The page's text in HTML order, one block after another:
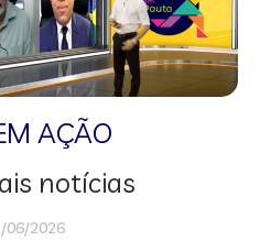
AÇÃO
notícias
06/2026